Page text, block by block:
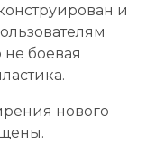
и
не боевая
нового